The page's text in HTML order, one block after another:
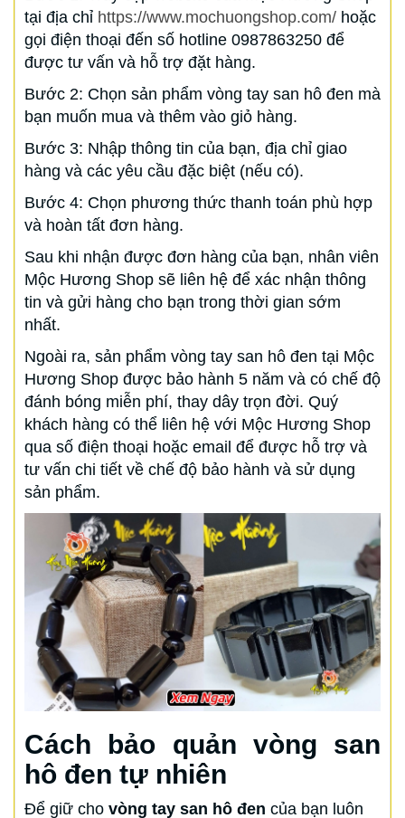
tại địa chỉ https://www.mochuongshop.com/ hoặc
gọi điện thoại đến số hotline 0987863250 để
được tư vấn và hỗ trợ đặt hàng.
Bước 2: Chọn sản phẩm vòng tay san hô đen mà
bạn muốn mua và thêm vào giỏ hàng.
Bước 3: Nhập thông tin của bạn, địa chỉ giao
hàng và các yêu cầu đặc biệt (nếu có).
Bước 4: Chọn phương thức thanh toán phù hợp
và hoàn tất đơn hàng.
Sau khi nhận được đơn hàng của bạn, nhân viên
Mộc Hương Shop sẽ liên hệ để xác nhận thông
tin và gửi hàng cho bạn trong thời gian sớm
nhất.
Ngoài ra, sản phẩm vòng tay san hô đen tại Mộc
Hương Shop được bảo hành 5 năm và có chế độ
đánh bóng miễn phí, thay dây trọn đời. Quý
khách hàng có thể liên hệ với Mộc Hương Shop
qua số điện thoại hoặc email để được hỗ trợ và
tư vấn chi tiết về chế độ bảo hành và sử dụng
sản phẩm.
Cách bảo quản vòng san
hô đen tự nhiên
Để giữ cho vòng tay san hô đen của bạn luôn